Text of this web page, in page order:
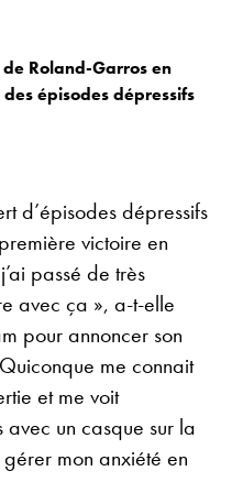
Roland-Garros en
épisodes dépressifs
d’épisodes dépressifs
victoire en
passé de très
avec ça », a-t-elle
pour annoncer son
me connait
et me voit
avec un casque sur la
mon anxiété en